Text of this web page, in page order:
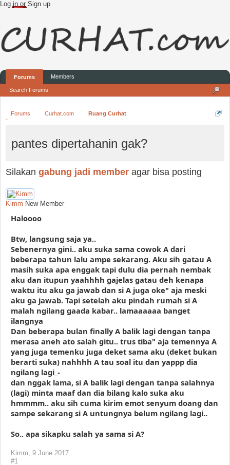
Log in or Sign up
Forums Curhat.com Ruang Curhat
pantes dipertahanin gak?
Silakan gabung jadi member agar bisa posting
Kimm New Member
Haloooo
Btw, langsung saja ya..
Sebenernya gini.. aku suka sama cowok A dari
beberapa tahun lalu ampe sekarang. Aku sih gatau A
masih suka apa enggak tapi dulu dia pernah nembak
aku dan itupun yaahhhh gajelas gatau deh kenapa
waktu itu aku ga jawab dan si A juga oke" aja meski
aku ga jawab. Tapi setelah aku pindah rumah si A
malah ngilang gaada kabar.. lamaaaaaa banget
ilangnya
Dan beberapa bulan finally A balik lagi dengan tanpa
merasa aneh ato salah gitu.. trus tiba" aja temennya A
yang juga temenku juga deket sama aku (deket bukan
berarti suka) nahhhh A tau soal itu dan yappp dia
ngilang lagi_-
dan nggak lama, si A balik lagi dengan tanpa salahnya
(lagi) minta maaf dan dia bilang kalo suka aku
hmmmm.. aku sih cuma kirim emot senyum doang dan
sampe sekarang si A untungnya belum ngilang lagi..
So.. apa sikapku salah ya sama si A?
Kimm, 9 June 2017
#1
Forums
Search Forums
Members